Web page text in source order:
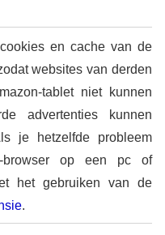
en cache van de
websites van derden
tablet niet kunnen
advertenties kunnen
je hetzelfde probleem
browser op een pc of
het gebruiken van de
.